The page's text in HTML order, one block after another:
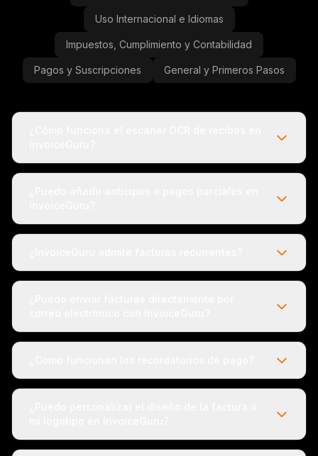
Uso Internacional e Idiomas
Impuestos, Cumplimiento y Contabilidad
Pagos y Suscripciones General y Primeros Pasos